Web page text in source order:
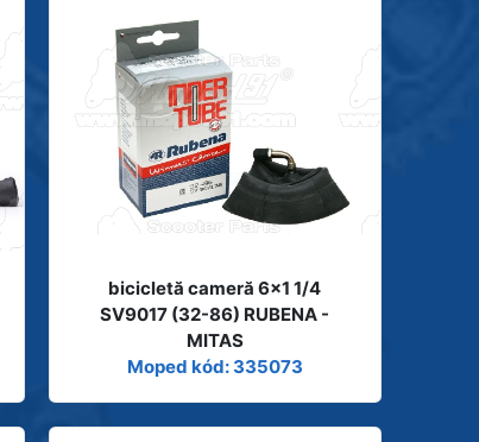
bicicletă cameră 6x1 1/4
SV9017 (32-86) RUBENA -
MITAS
Moped kód: 335073